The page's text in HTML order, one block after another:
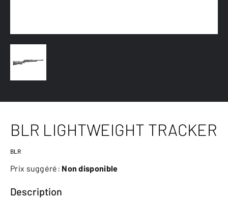
BLR LIGHTWEIGHT TRACKER
BLR
Prix suggéré: Non disponible
Description